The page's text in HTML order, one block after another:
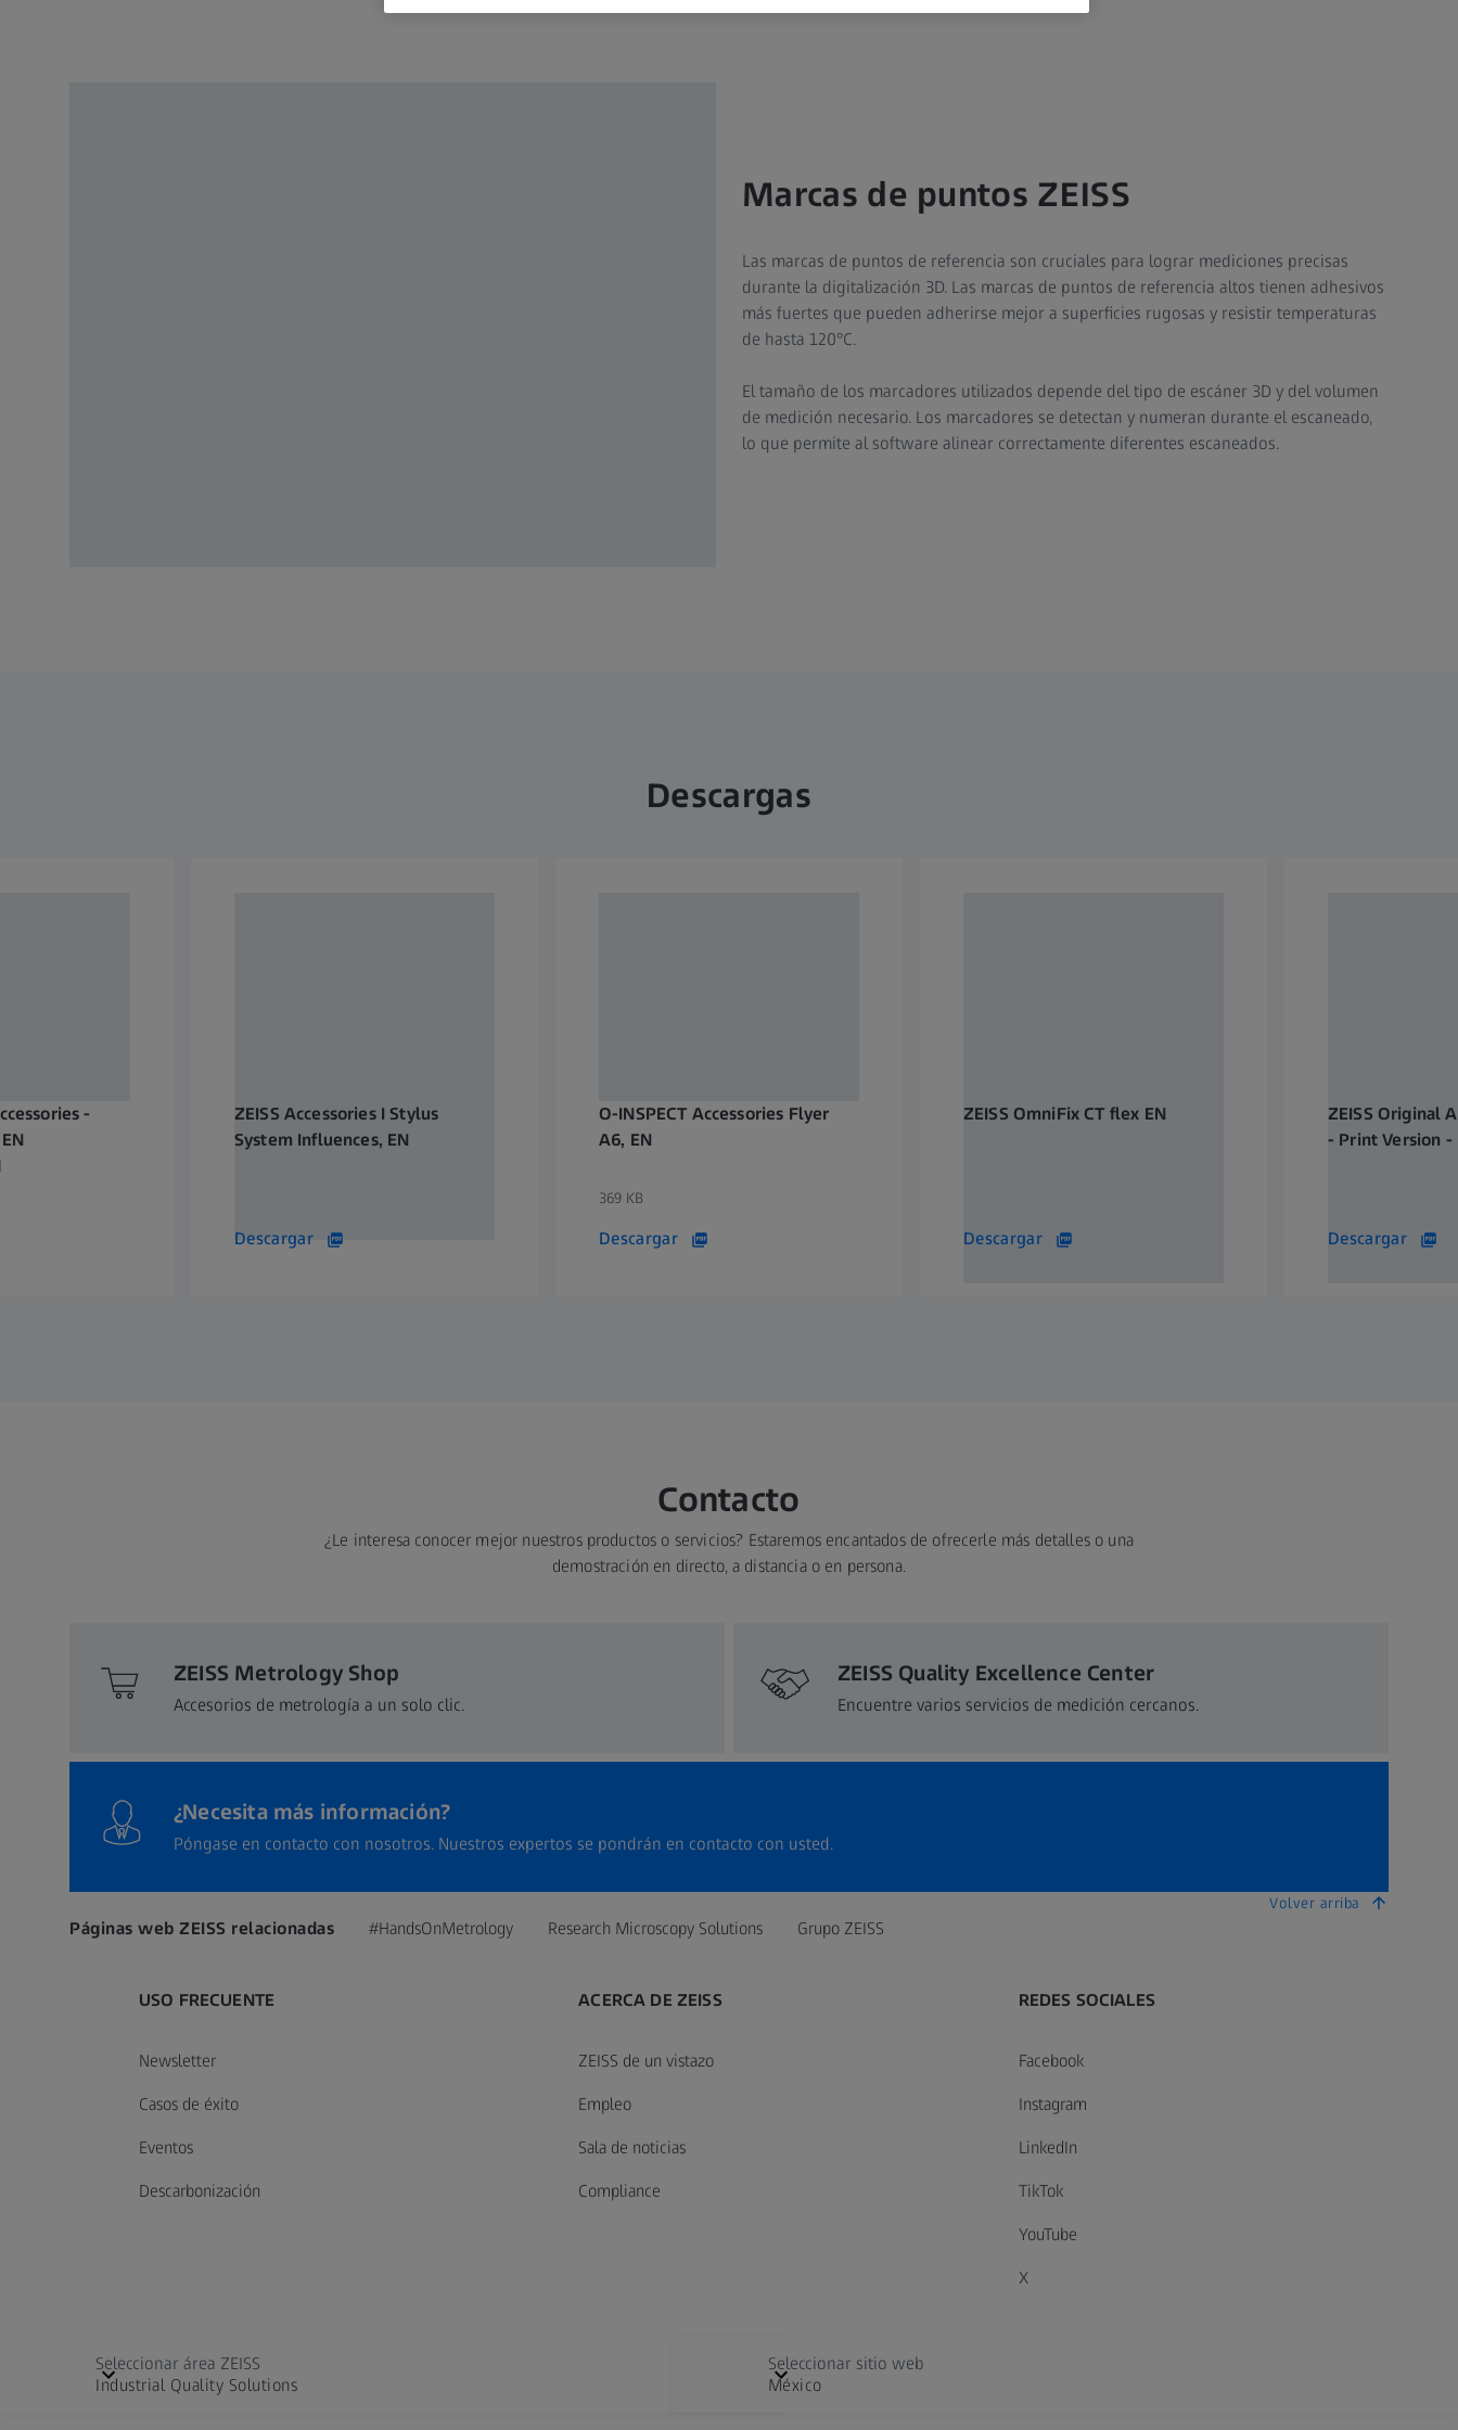
Marcas de puntos ZEISS
Las marcas de puntos de referencia son cruciales para lograr mediciones precisas
durante la digitalización 3D. Las marcas de puntos de referencia altos tienen adhesivos
más fuertes que pueden adherirse mejor a superficies rugosas y resistir temperaturas
de hasta 120°C.
El tamaño de los marcadores utilizados depende del tipo de escáner 3D y del volumen
de medición necesario. Los marcadores se detectan y numeran durante el escaneado,
lo que permite al software alinear correctamente diferentes escaneados.
Descargas
-
ZEISS Accessories I Stylus
System Influences, EN
Descargar
O-INSPECT Accessories Flyer
A6, EN
369 KB
Descargar
ZEISS OmniFix CT flex EN
Descargar
ZEISS Original
- Print Version -
Descargar
Contacto
¿Le interesa conocer mejor nuestros productos o servicios? Estaremos encantados de ofrecerle más detalles o una
demostración en directo, a distancia o en persona.
ZEISS Metrology Shop
Accesorios de metrología a un solo clic.
ZEISS Quality Excellence Center
Encuentre varios servicios de medición cercanos.
¿Necesita más información?
Póngase en contacto con nosotros. Nuestros expertos se pondrán en contacto con usted.
Volver arriba
Páginas web ZEISS relacionadas #HandsOnMetrology Research Microscopy Solutions Grupo ZEISS
USO FRECUENTE
Newsletter
Casos de éxito
Eventos
Descarbonización
ACERCA DE ZEISS
ZEISS de un vistazo
Empleo
Sala de noticias
Compliance
REDES SOCIALES
Facebook
Instagram
LinkedIn
TikTok
YouTube
X
Seleccionar área ZEISS
Industrial Quality Solutions
Seleccionar sitio web
México